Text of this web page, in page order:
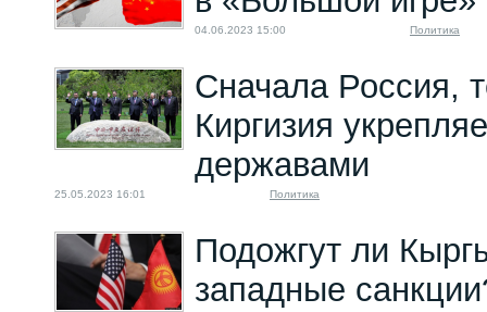
04.06.2023 15:00 Политика
Сначала Россия,
Киргизия
державами
25.05.2023 16:01 Политика
Подожгут ли
западные